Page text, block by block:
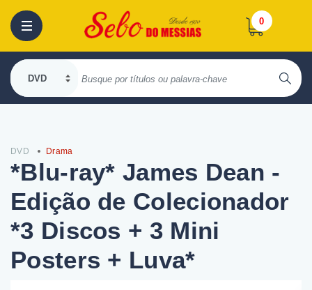
0
DVD Drama
*Blu-ray* James Dean -
Edição de Colecionador
*3 Discos + 3 Mini
Posters + Luva*